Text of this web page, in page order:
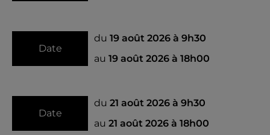
Date
du 19 août 2026 à 9h30
au 19 août 2026 à 18h00
Date
du 21 août 2026 à 9h30
au 21 août 2026 à 18h00